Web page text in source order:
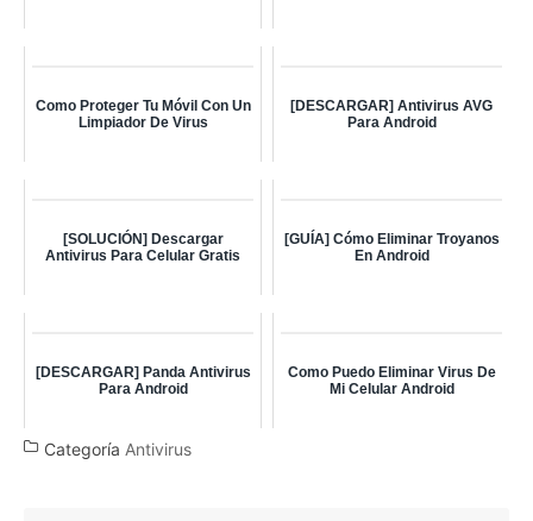
Como Proteger Tu Móvil Con Un
Limpiador De Virus
[DESCARGAR] Antivirus AVG
Para Android
[SOLUCIÓN] Descargar
Antivirus Para Celular Gratis
[GUÍA] Cómo Eliminar Troyanos
En Android
[DESCARGAR] Panda Antivirus
Para Android
Como Puedo Eliminar Virus De
Mi Celular Android
Categoría Antivirus